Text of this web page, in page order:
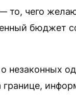
то, чего
бюджет
незаконных
границе,